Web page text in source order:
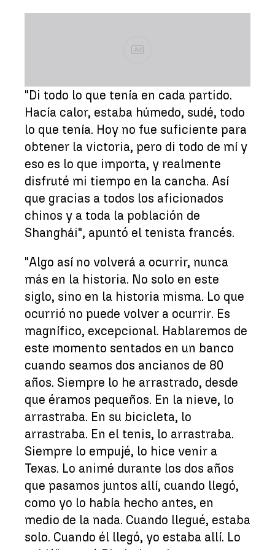
Ad
"Di todo lo que tenía en cada partido.
Hacía calor, estaba húmedo, sudé, todo
lo que tenía. Hoy no fue suficiente para
obtener la victoria, pero di todo de mí y
eso es lo que importa, y realmente
disfruté mi tiempo en la cancha. Así
que gracias a todos los aficionados
chinos y a toda la población de
Shanghái", apuntó el tenista francés.
"Algo así no volverá a ocurrir, nunca
más en la historia. No solo en este
siglo, sino en la historia misma. Lo que
ocurrió no puede volver a ocurrir. Es
magnífico, excepcional. Hablaremos de
este momento sentados en un banco
cuando seamos dos ancianos de 80
años. Siempre lo he arrastrado, desde
que éramos pequeños. En la nieve, lo
arrastraba. En su bicicleta, lo
arrastraba. En el tenis, lo arrastraba.
Siempre lo empujé, lo hice venir a
Texas. Lo animé durante los dos años
que pasamos juntos allí, cuando llegó,
como yo lo había hecho antes, en
medio de la nada. Cuando llegué, estaba
solo. Cuando él llegó, yo estaba allí. Lo